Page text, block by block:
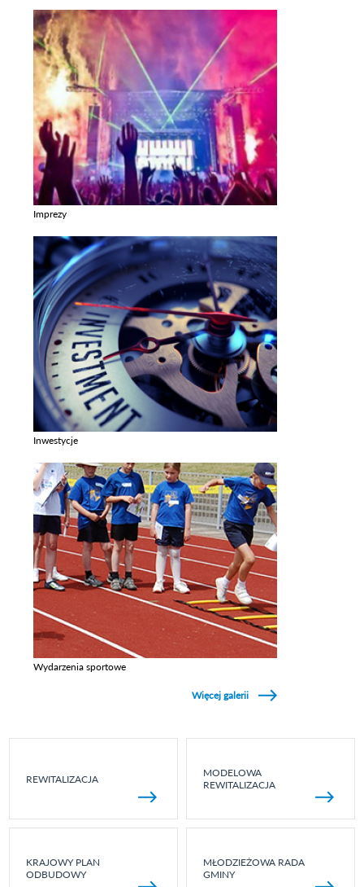
Imprezy
Inwestycje
Wydarzenia sportowe
Więcej galerii
REWITALIZACJA
MODELOWA
REWITALIZACJA
KRAJOWY PLAN
ODBUDOWY
MŁODZIEŻOWA RADA
GMINY